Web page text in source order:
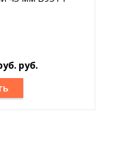
руб.